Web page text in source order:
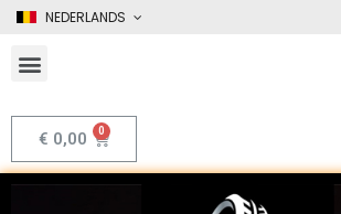
NEDERLANDS
€ 0,00